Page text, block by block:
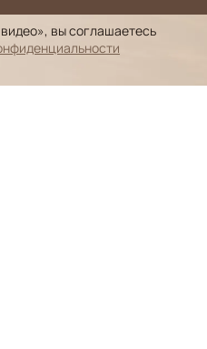
вы соглашаетесь